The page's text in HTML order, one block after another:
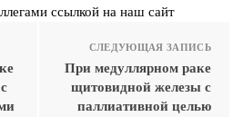
ссылкой на наш сайт
СЛЕДУЮЩАЯ ЗАПИСЬ
При медуллярном раке
щитовидной железы с
паллиативной целью